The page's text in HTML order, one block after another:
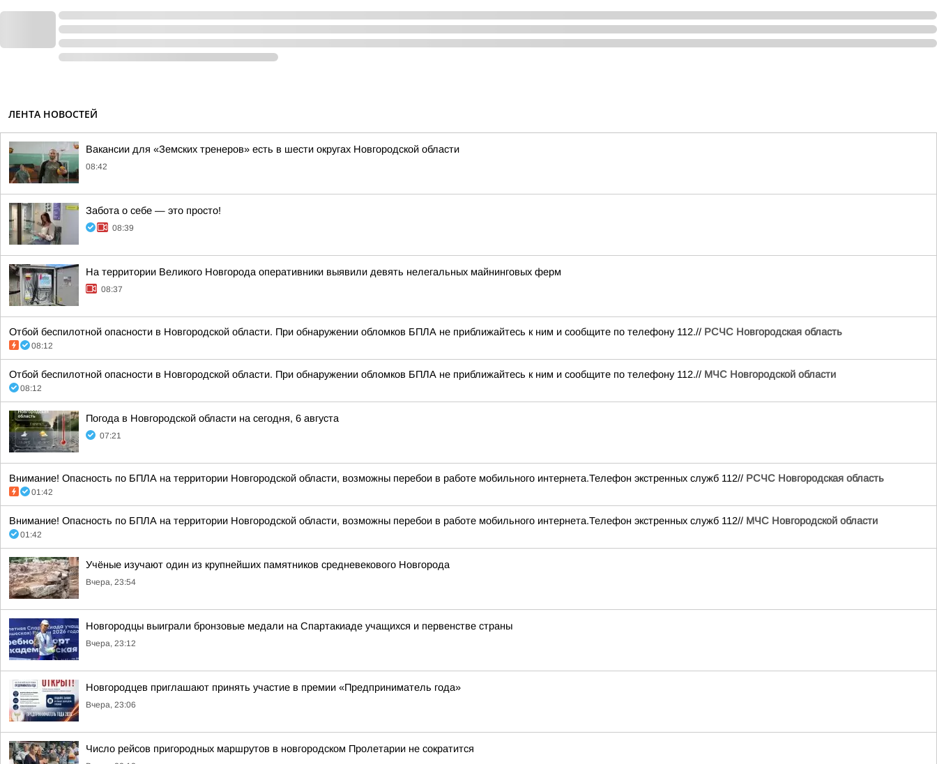
ЛЕНТА НОВОСТЕЙ
Вакансии для «Земских тренеров» есть в шести округах Новгородской области
08:42
Забота о себе — это просто!
08:39
На территории Великого Новгорода оперативники выявили девять нелегальных майнинговых ферм
08:37
Отбой беспилотной опасности в Новгородской области. При обнаружении обломков БПЛА не приближайтесь к ним и сообщите по телефону 112.// РСЧС Новгородская область
08:12
Отбой беспилотной опасности в Новгородской области. При обнаружении обломков БПЛА не приближайтесь к ним и сообщите по телефону 112.// МЧС Новгородской области
08:12
Погода в Новгородской области на сегодня, 6 августа
07:21
Внимание! Опасность по БПЛА на территории Новгородской области, возможны перебои в работе мобильного интернета.Телефон экстренных служб 112// РСЧС Новгородская область
01:42
Внимание! Опасность по БПЛА на территории Новгородской области, возможны перебои в работе мобильного интернета.Телефон экстренных служб 112// МЧС Новгородской области
01:42
Учёные изучают один из крупнейших памятников средневекового Новгорода
Вчера, 23:54
Новгородцы выиграли бронзовые медали на Спартакиаде учащихся и первенстве страны
Вчера, 23:12
Новгородцев приглашают принять участие в премии «Предприниматель года»
Вчера, 23:06
Число рейсов пригородных маршрутов в новгородском Пролетарии не сократится